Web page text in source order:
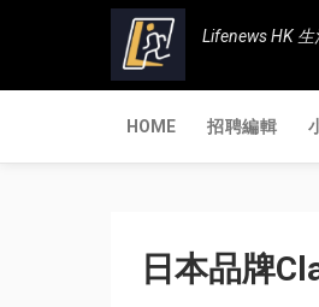
Lifenews HK
HOME 招聘編輯
日本品牌